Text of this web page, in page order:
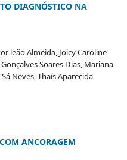
DIAGNÓSTICO NA
leão Almeida, Joicy Caroline
Soares Dias, Mariana
Neves, Thaís Aparecida
ANCORAGEM